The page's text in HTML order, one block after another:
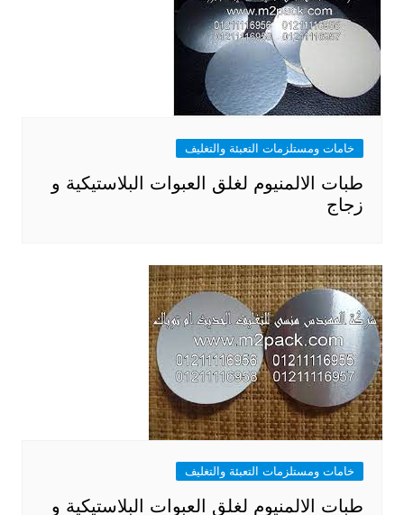
خامات ومستلزمات التعبئة والتغليف
طبات الالمنيوم لغلق العبوات البلاستيكية و
زجاج
خامات ومستلزمات التعبئة والتغليف
طبات الالمنيوم لغلق العبوات البلاستيكية و